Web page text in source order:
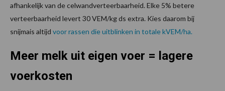
afhankelijk van de celwandverteerbaarheid. Elke 5% betere
verteerbaarheid levert 30 VEM/kg ds extra. Kies daarom bij
snijmais altijd voor rassen die uitblinken in totale kVEM/ha.
Meer melk uit eigen voer = lagere
voerkosten